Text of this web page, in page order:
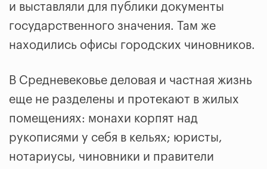
и выставляли для публики документы
государственного значения. Там же
находились офисы городских чиновников.
В Средневековье деловая и частная жизнь
еще не разделены и протекают в жилых
помещениях: монахи корпят над
рукописями у себя в кельях; юристы,
нотариусы, чиновники и правители